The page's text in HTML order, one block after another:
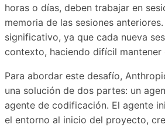
horas o días, deben trabajar en
memoria de las sesiones
significativo, ya que cada nueva
contexto, haciendo difícil mantener
Para abordar este desafío,
una solución de dos partes: un
agente de codificación. El agente
el entorno al inicio del proyecto,